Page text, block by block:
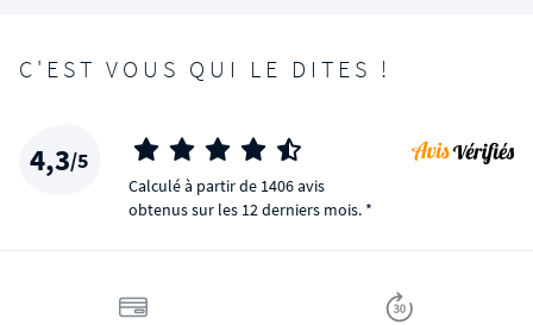
C'EST VOUS QUI LE DITES !
4,3/5
Calculé à partir de 1406 avis
obtenus sur les 12 derniers mois. *